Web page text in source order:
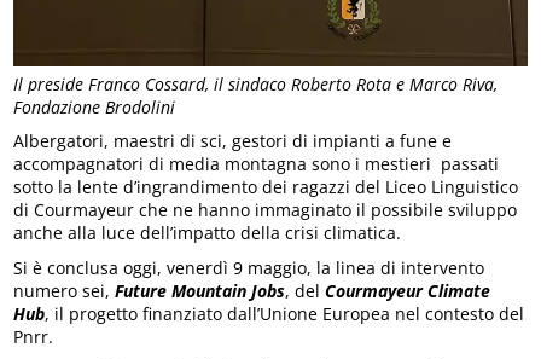
Il preside Franco Cossard, il sindaco Roberto Rota e Marco Riva,
Fondazione Brodolini
Albergatori, maestri di sci, gestori di impianti a fune e
accompagnatori di media montagna sono i mestieri passati
sotto la lente d’ingrandimento dei ragazzi del Liceo Linguistico
di Courmayeur che ne hanno immaginato il possibile sviluppo
anche alla luce dell’impatto della crisi climatica.
Si è conclusa oggi, venerdì 9 maggio, la linea di intervento
numero sei,Future Mountain Jobs, delCourmayeur Climate
Hub, il progetto finanziato dall’Unione Europea nel contesto del
Pnrr.